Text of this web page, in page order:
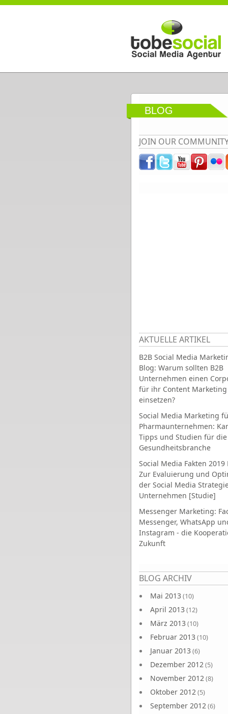
Direkt zum Inhalt
BLOG
JOIN OUR
AKTUELLE ARTIKEL
B2B Social Media
Blog: Warum sollten B2B
Unternehmen einen
für ihr Content Marketing
einsetzen?
Social Media Marketing
Pharmaunternehmen:
Tipps und Studien für die
Gesundheitsbranche
Social Media Fakten 2019
Zur Evaluierung und
der Social Media
Unternehmen [Studie]
Messenger Marketing:
Messenger, WhatsApp
Instagram - die
Zukunft
BLOG ARCHIV
Mai 2013 (10)
April 2013 (12)
März 2013 (10)
Februar 2013 (10)
Januar 2013 (6)
Dezember 2012(5)
November 2012(8)
Oktober 2012(5)
September 2012(6)
Seiten